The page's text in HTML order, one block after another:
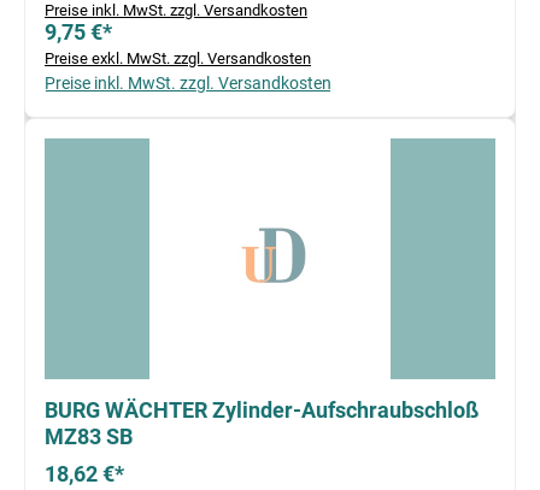
Preise inkl. MwSt. zzgl. Versandkosten
9,75 €*
Preise exkl. MwSt. zzgl. Versandkosten
Preise inkl. MwSt. zzgl. Versandkosten
BURG WÄCHTER Zylinder-Aufschraubschloß
MZ83 SB
18,62 €*